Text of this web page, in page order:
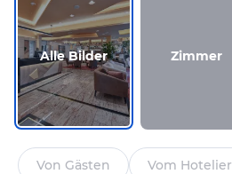
Alle Bilder Zimmer
Von Gästen Vom Hotelier